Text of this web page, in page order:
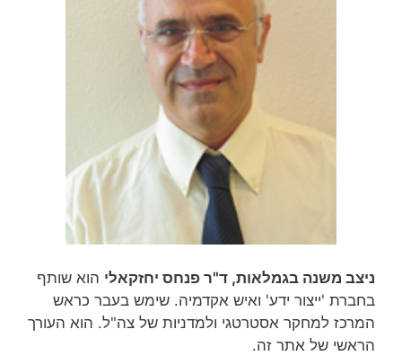
ניצב משנה בגמלאות, ד"ר פנחס יחזקאלי הוא שותף
בחברת 'ייצור ידע' ואיש אקדמיה. שימש בעבר כראש
המרכז למחקר אסטרטגי ולמדניות של צה"ל. הוא העורך
הראשי של אתר זה.